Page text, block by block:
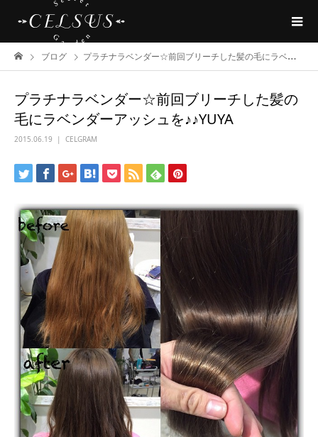
ブログ プラチナラベンダー☆前回ブリーチした髪の毛にラベンダーアッシュを♪♪YUYA
プラチナラベンダー☆前回ブリーチした髪の
毛にラベンダーアッシュを♪♪YUYA
2015.06.19 CELGRAM